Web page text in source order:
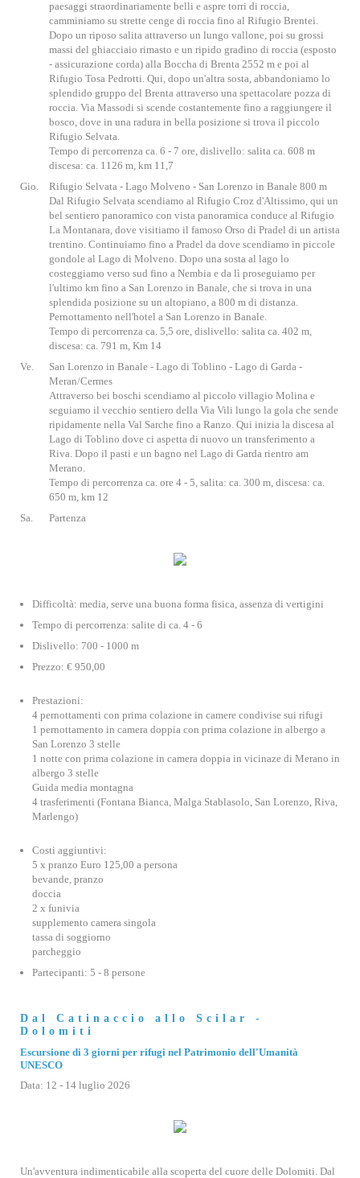
paesaggi straordinariamente belli e aspre torri di roccia,
camminiamo su strette cenge di roccia fino al Rifugio Brentei.
Dopo un riposo salita attraverso un lungo vallone, poi su grossi
massi del ghiacciaio rimasto e un ripido gradino di roccia (esposto
- assicurazione corda) alla Boccha di Brenta 2552 m e poi al
Rifugio Tosa Pedrotti. Qui, dopo un'altra sosta, abbandoniamo lo
splendido gruppo del Brenta attraverso una spettacolare pozza di
roccia. Via Massodi si scende costantemente fino a raggiungere il
bosco, dove in una radura in bella posizione si trova il piccolo
Rifugio Selvata.
Tempo di percorrenza ca. 6 - 7 ore, dislivello: salita ca. 608 m
discesa: ca. 1126 m, km 11,7
Gio.
Rifugio Selvata - Lago Molveno - San Lorenzo in Banale 800 m
Dal Rifugio Selvata scendiamo al Rifugio Croz d'Altissimo, qui un
bel sentiero panoramico con vista panoramica conduce al Rifugio
La Montanara, dove visitiamo il famoso Orso di Pradel di un artista
trentino. Continuiamo fino a Pradel da dove scendiamo in piccole
gondole al Lago di Molveno. Dopo una sosta al lago lo
costeggiamo verso sud fino a Nembia e da lì proseguiamo per
l'ultimo km fino a San Lorenzo in Banale, che si trova in una
splendida posizione su un altopiano, a 800 m di distanza.
Pernottamento nell'hotel a San Lorenzo in Banale.
Tempo di percorrenza ca. 5,5 ore, dislivello: salita ca. 402 m,
discesa: ca. 791 m, Km 14
Ve.
San Lorenzo in Banale - Lago di Toblino - Lago di Garda -
Meran/Cermes
Attraverso bei boschi scendiamo al piccolo villagio Molina e
seguiamo il vecchio sentiero della Via Vili lungo la gola che sende
ripidamente nella Val Sarche fino a Ranzo. Qui inizia la discesa al
Lago di Toblino dove ci aspetta di nuovo un transferimento a
Riva. Dopo il pasti e un bagno nel Lago di Garda rientro am
Merano.
Tempo di percorrenza ca. ore 4 - 5, salita: ca. 300 m, discesa: ca.
650 m, km 12
Sa.
Partenza
Difficoltà: media, serve una buona forma fisica, assenza di vertigini
Tempo di percorrenza: salite di ca. 4 - 6
Dislivello: 700 - 1000 m
Prezzo: € 950,00
Prestazioni:
4 pernottamenti con prima colazione in camere condivise sui rifugi
1 pernottamento in camera doppia con prima colazione in albergo a
San Lorenzo 3 stelle
1 notte con prima colazione in camera doppia in vicinaze di Merano in
albergo 3 stelle
Guida media montagna
4 trasferimenti (Fontana Bianca, Malga Stablasolo, San Lorenzo, Riva,
Marlengo)
Costi aggiuntivi:
5 x pranzo Euro 125,00 a persona
bevande, pranzo
doccia
2 x funivia
supplemento camera singola
tassa di soggiorno
parcheggio
Partecipanti: 5 - 8 persone
Dal Catinaccio allo Scilar -
Dolomiti
Escursione di 3 giorni per rifugi nel Patrimonio dell'Umanità
UNESCO
Data: 12 - 14 luglio 2026
Un'avventura indimenticabile alla scoperta del cuore delle Dolomiti. Dal